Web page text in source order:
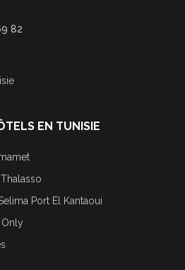
82
EN TUNISIE
Port El Kantaoui